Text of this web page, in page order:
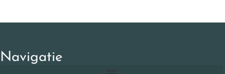
Navigatie